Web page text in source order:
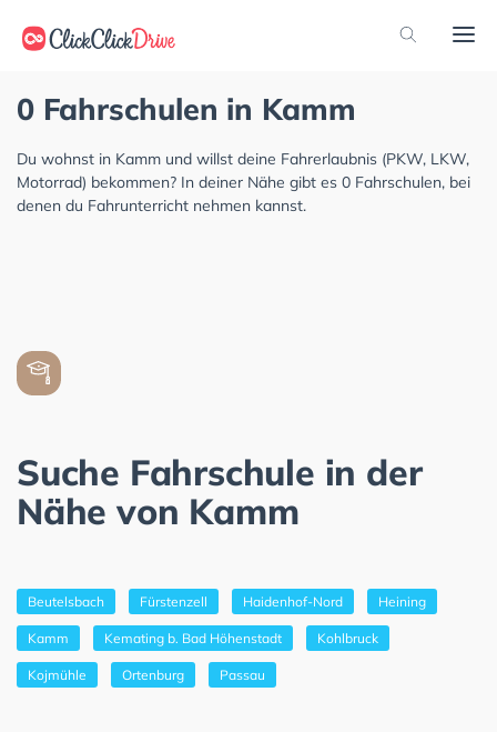
0 Fahrschulen in Kamm
Du wohnst in Kamm und willst deine Fahrerlaubnis (PKW, LKW,
Motorrad) bekommen? In deiner Nähe gibt es 0 Fahrschulen, bei
denen du Fahrunterricht nehmen kannst.
Suche Fahrschule in der
Nähe von Kamm
Beutelsbach Fürstenzell Haidenhof-Nord Heining
Kamm Kemating b. Bad Höhenstadt Kohlbruck
Kojmühle Ortenburg Passau